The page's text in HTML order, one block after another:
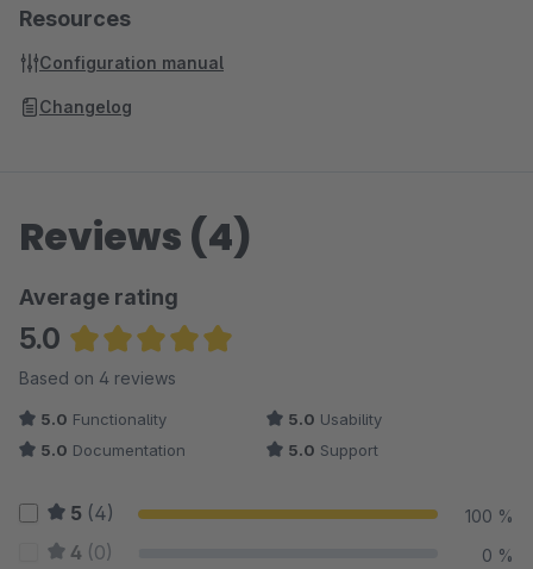
Resources
Configuration manual
Changelog
Reviews (4)
Average rating
5.0
Average rating of 5 out of 5 stars
Based on 4 reviews
5.0 Functionality 5.0 Usability
5.0 Documentation 5.0 Support
5 (4) 100 %
4 (0) 0 %